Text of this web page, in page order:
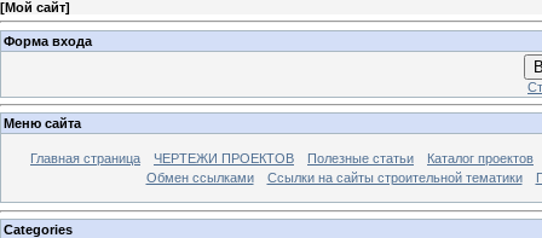
[Мой сайт]
Форма входа
Меню сайта
Главная страница ЧЕРТЕЖИ ПРОЕКТОВ Полезные статьи
Каталог проектов
Обмен ссылками
Ссылки на сайты строительной тематики
Categories